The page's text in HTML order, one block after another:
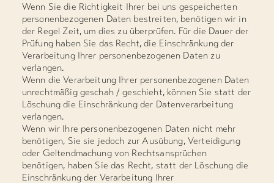
Wenn Sie die Richtigkeit Ihrer bei uns gespeicherten
personenbezogenen Daten bestreiten, benötigen wir in
der Regel Zeit, um dies zu überprüfen. Für die Dauer der
Prüfung haben Sie das Recht, die Einschränkung der
Verarbeitung Ihrer personenbezogenen Daten zu
verlangen.
Wenn die Verarbeitung Ihrer personenbezogenen Daten
unrechtmäßig geschah / geschieht, können Sie statt der
Löschung die Einschränkung der Datenverarbeitung
verlangen.
Wenn wir Ihre personenbezogenen Daten nicht mehr
benötigen, Sie sie jedoch zur Ausübung, Verteidigung
oder Geltendmachung von Rechtsansprüchen
benötigen, haben Sie das Recht, statt der Löschung die
Einschränkung der Verarbeitung Ihrer